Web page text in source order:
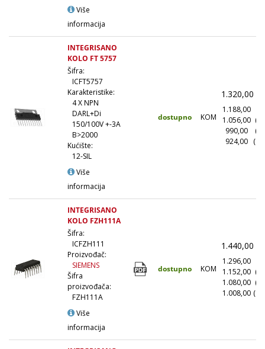
Više
informacija
INTEGRISANO
KOLO FT 5757
Šifra:
ICFT5757
Karakteristike:
4 X NPN
DARL+Di
150/100V +-3A
B>2000
Kućište:
12-SIL
Više
informacija
dostupno KOM
1.320,00
1.188,00
1.056,00
990,00
924,00
INTEGRISANO
KOLO FZH111A
Šifra:
ICFZH111
Proizvođač:
SIEMENS
Šifra
proizvođača:
FZH111A
Više
informacija
dostupno KOM
1.440,00
1.296,00
1.152,00
1.080,00
1.008,00